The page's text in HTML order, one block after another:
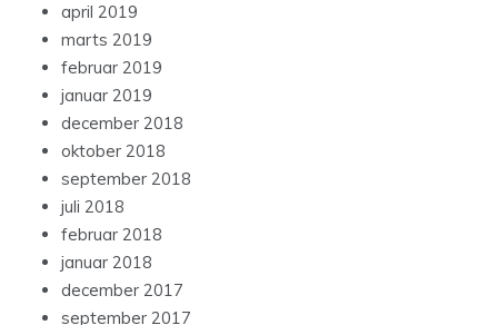
april 2019
marts 2019
februar 2019
januar 2019
december 2018
oktober 2018
september 2018
juli 2018
februar 2018
januar 2018
december 2017
september 2017